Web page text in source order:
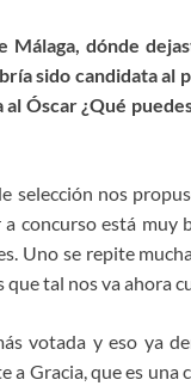
dónde
sido candidata al
Óscar ¿Qué
selección nos
concurso está muy
Uno se repite
tal nos va ahora
votada y eso ya
a Gracia, que es una